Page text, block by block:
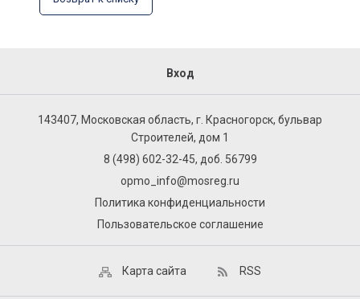
Вход
143407, Московская область, г. Красногорск, бульвар
Строителей, дом 1
8 (498) 602-32-45, доб. 56799
opmo_info@mosreg.ru
Политика конфиденциальности
Пользовательское соглашение
Карта сайта RSS